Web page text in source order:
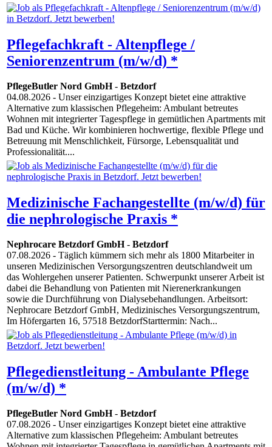
Pflegefachkraft - Altenpflege /
Seniorenzentrum (m/w/d) *
PflegeButler Nord GmbH- Betzdorf
04.08.2026 - Unser einzigartiges Konzept bietet eine attraktive
Alternative zum klassischen Pflegeheim: Ambulant betreutes
Wohnen mit integrierter Tagespflege in gemütlichen Apartments mit
Bad und Küche. Wir kombinieren hochwertige, flexible Pflege und
Betreuung mit Menschlichkeit, Fürsorge, Lebensqualität und
Professionalität....
Medizinische Fachangestellte (m/w/d) für
die nephrologische Praxis *
Nephrocare Betzdorf GmbH- Betzdorf
07.08.2026 - Täglich kümmern sich mehr als 1800 Mitarbeiter in
unseren Medizinischen Versorgungszentren deutschlandweit um
das Wohlergehen unserer Patienten. Schwerpunkt unserer Arbeit ist
dabei die Behandlung von Patienten mit Nierenerkrankungen
sowie die Durchführung von Dialysebehandlungen. Arbeitsort:
Nephrocare Betzdorf GmbH, Medizinisches Versorgungszentrum,
Im Höfergarten 16, 57518 BetzdorfStarttermin: Nach...
Pflegedienstleitung - Ambulante Pflege
(m/w/d) *
PflegeButler Nord GmbH- Betzdorf
07.08.2026 - Unser einzigartiges Konzept bietet eine attraktive
Alternative zum klassischen Pflegeheim: Ambulant betreutes